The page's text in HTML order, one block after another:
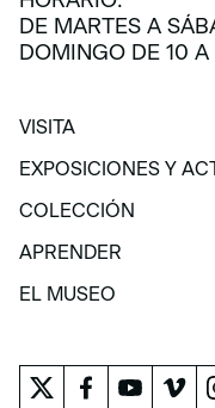
DE MARTES A
DOMINGO DE 10 A
VISITA
VISITA
EXPOSICIONES Y
EXPOSICIONES Y
COLECCIÓN
COLECCIÓN
APRENDER
APRENDER
EL MUSEO